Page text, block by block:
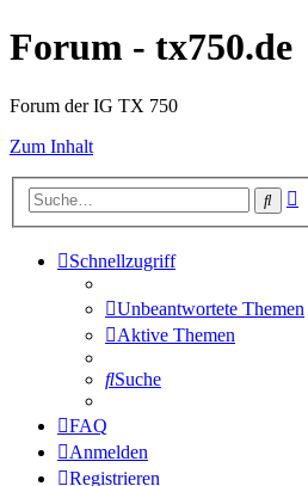
Forum - tx750.de
Forum der IG TX 750
Zum Inhalt
Suche
Schnellzugriff
Unbeantwortete Themen
Aktive Themen
Suche
FAQ
Anmelden
Registrieren